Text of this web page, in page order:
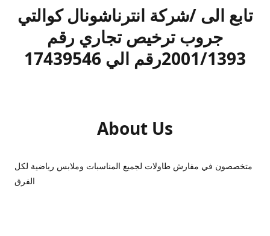
تابع الى /شركة انترناشونال كوالتي
جروب ترخيص تجاري رقم
2001/1393رقم الي 17439546
About Us
متخصصون في مفارش طاولات لجميع المناسبات وملابس رياضية لكل
الفرق